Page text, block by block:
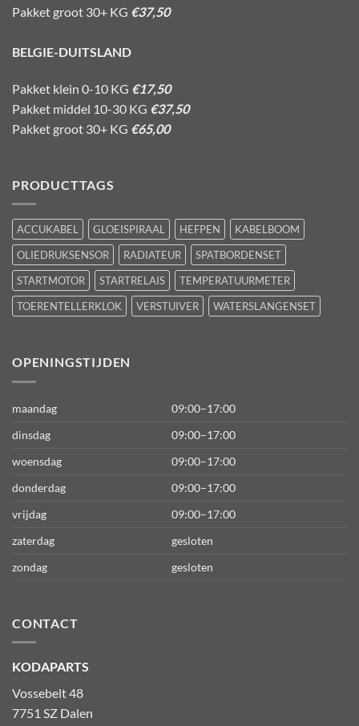
Pakket groot 30+ KG €37,50
BELGIE-DUITSLAND
Pakket klein 0-10 KG €17,50
Pakket middel 10-30 KG €37,50
Pakket groot 30+ KG €65,00
PRODUCTTAGS
ACCUKABEL GLOEISPIRAAL HEFPEN
KABELBOOM
OLIEDRUKSENSOR
RADIATEUR
SPATBORDENSET
STARTMOTOR
STARTRELAIS
TEMPERATUURMETER
TOERENTELLERKLOK
VERSTUIVER WATERSLANGENSET
OPENINGSTIJDEN
maandag
09:00–17:00
dinsdag
09:00–17:00
woensdag
09:00–17:00
donderdag
09:00–17:00
vrijdag
09:00–17:00
zaterdag
gesloten
zondag
gesloten
CONTACT
KODAPARTS
Vossebelt 48
7751 SZ Dalen